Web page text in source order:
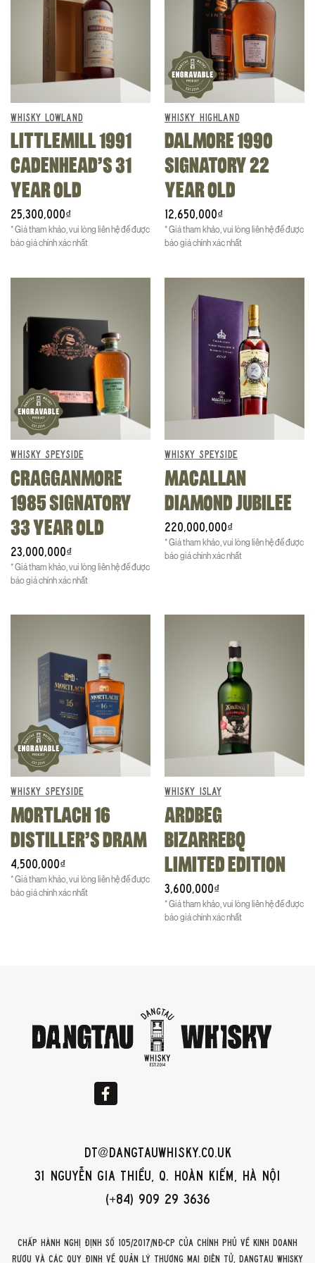
sự khan hiếm tột độ, giá trị lịch sử và chất lượng vượt trội từ một
kỷ nguyên vàng của The Macallan, mỗi chai Macallan 1964 là
một kho báu thực sự cho các nhà sưu tầm sành sỏi và là một
khoản đầu tư đáng giá. Việc sở hữu, hay chỉ đơn giản là có cơ hội
chiêm ngưỡng một chai Macallan 1964, chính là một trải nghiệm
kết nối với dòng chảy lịch sử và di sản bất tử của The Macallan.
WHISKY LOWLAND
LITTLEMILL 1991
CADENHEAD’S 31
YEAR OLD
25,300,000₫
* Giá tham khảo, vui lòng liên hệ để được
báo giá chính xác nhất
WHISKY HIGHLAND
DALMORE 1990
SIGNATORY 22
YEAR OLD
12,650,000₫
* Giá tham khảo, vui lòng liên hệ để được
báo giá chính xác nhất
WHISKY SPEYSIDE
CRAGGANMORE
1985 SIGNATORY
33 YEAR OLD
23,000,000₫
* Giá tham khảo, vui lòng liên hệ để được
báo giá chính xác nhất
WHISKY SPEYSIDE
MACALLAN
DIAMOND JUBILEE
220,000,000₫
* Giá tham khảo, vui lòng liên hệ để được
báo giá chính xác nhất
WHISKY SPEYSIDE
MORTLACH 16
DISTILLER’S DRAM
4,500,000₫
* Giá tham khảo, vui lòng liên hệ để được
báo giá chính xác nhất
WHISKY ISLAY
ARDBEG
BIZARREBQ
LIMITED EDITION
3,600,000₫
* Giá tham khảo, vui lòng liên hệ để được
báo giá chính xác nhất
dt@dangtauwhisky.co.uk
31 Nguyễn Gia Thiều, Q. Hoàn Kiếm, Hà Nội
(+84) 909 29 3636
Chấp hành Nghị định số 105/2017/NĐ-CP của Chính phủ về kinh doanh
rượu và các quy định về quản lý thương mại điện tử, DangTau Whisky